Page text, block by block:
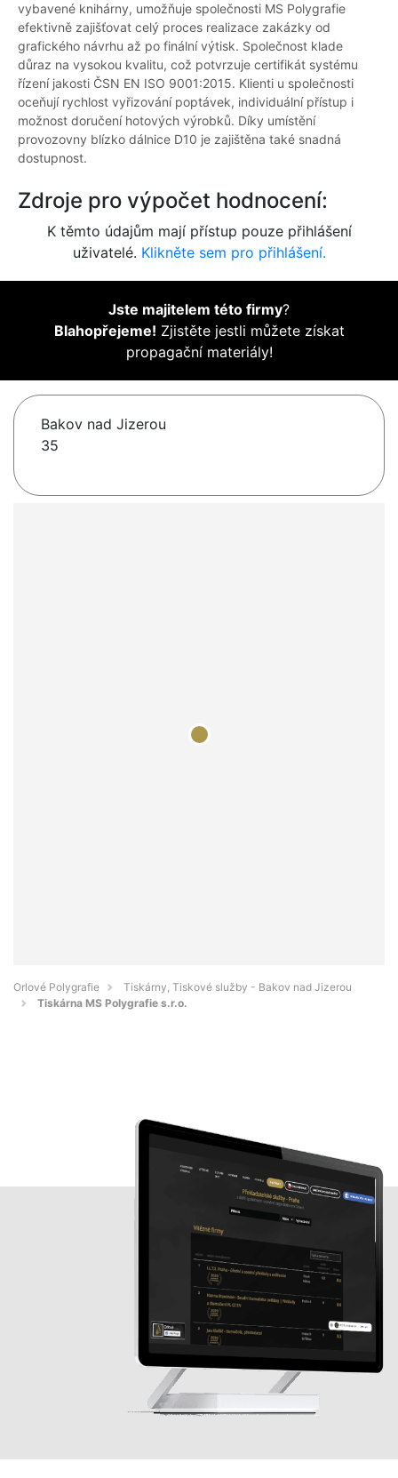
vybavené knihárny, umožňuje společnosti MS Polygrafie
efektivně zajišťovat celý proces realizace zakázky od
grafického návrhu až po finální výtisk. Společnost klade
důraz na vysokou kvalitu, což potvrzuje certifikát systému
řízení jakosti ČSN EN ISO 9001:2015. Klienti u společnosti
oceňují rychlost vyřizování poptávek, individuální přístup i
možnost doručení hotových výrobků. Díky umístění
provozovny blízko dálnice D10 je zajištěna také snadná
dostupnost.
Zdroje pro výpočet hodnocení:
K těmto údajům mají přístup pouze přihlášení
uživatelé. Klikněte sem pro přihlášení.
Jste majitelem této firmy?
Blahopřejeme! Zjistěte jestli můžete získat
propagační materiály!
Bakov nad Jizerou
35
Orlové Polygrafie
Tiskárny, Tiskové služby - Bakov nad Jizerou
Tiskárna MS Polygrafie s.r.o.